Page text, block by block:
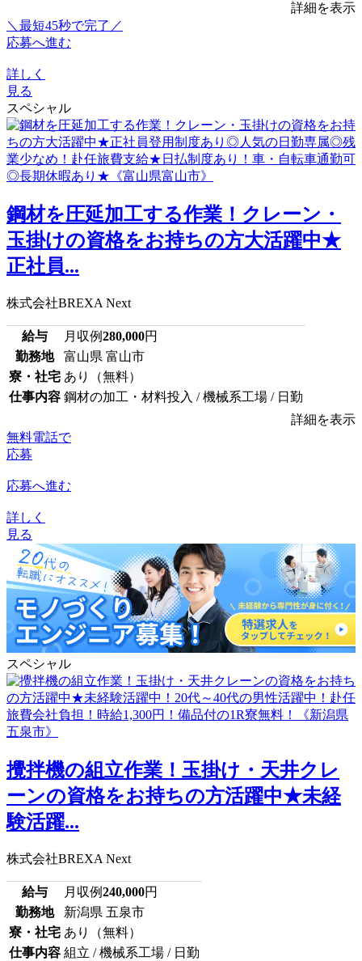
詳細を表示
＼最短45秒で完了／
応募へ進む
詳しく
見る
スペシャル
鋼材を圧延加工する作業！クレーン・
玉掛けの資格をお持ちの方大活躍中★
正社員...
株式会社BREXA Next
給与 月収例280,000円
勤務地
富山県 富山市
寮・社宅 あり（無料）
仕事内容 鋼材の加工・材料投入 / 機械系工場 / 日勤
詳細を表示
無料電話で
応募
応募へ進む
詳しく
見る
スペシャル
攪拌機の組立作業！玉掛け・天井クレ
ーンの資格をお持ちの方活躍中★未経
験活躍...
株式会社BREXA Next
給与 月収例240,000円
勤務地
新潟県 五泉市
寮・社宅 あり（無料）
仕事内容 組立 / 機械系工場 / 日勤